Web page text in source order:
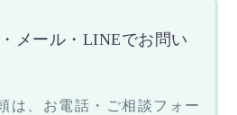
メール・LINEでお問い
は、お電話・ご相談フォー